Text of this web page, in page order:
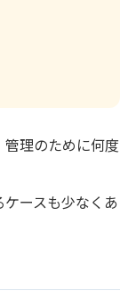
理のために何度
ースも少なくあ